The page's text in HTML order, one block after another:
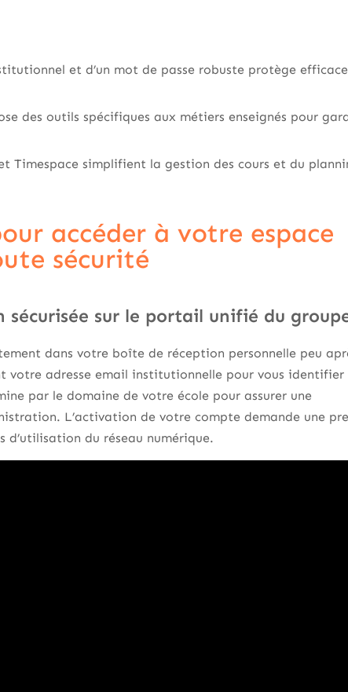
et d’un mot de passe robuste protège
des outils spécifiques aux métiers enseignés pour
Timespace simplifient la gestion des cours et du
accéder à votre espace
sécurité
sur le portail unifié du groupe
dans votre boîte de réception personnelle peu
votre adresse email institutionnelle pour vous identifier
par le domaine de votre école pour assurer une
L’activation de votre compte demande une
du réseau numérique.